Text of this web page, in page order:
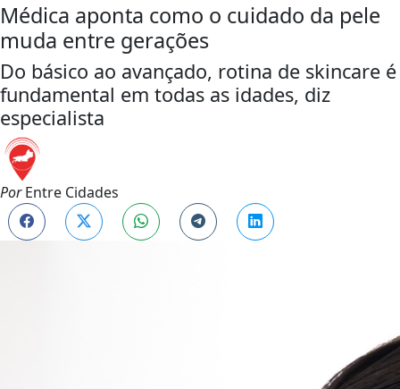
Médica aponta como o cuidado da pele
muda entre gerações
Do básico ao avançado, rotina de skincare é
fundamental em todas as idades, diz
especialista
PorEntre Cidades